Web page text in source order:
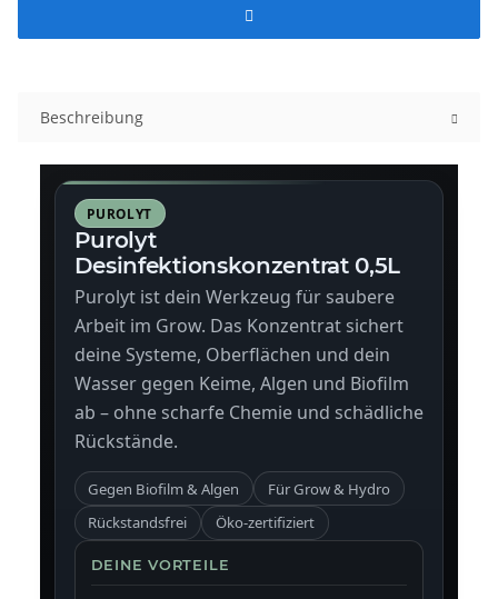
Beschreibung
PUROLYT
Purolyt
Desinfektionskonzentrat 0,5L
Purolyt ist dein Werkzeug für saubere
Arbeit im Grow. Das Konzentrat sichert
deine Systeme, Oberflächen und dein
Wasser gegen Keime, Algen und Biofilm
ab – ohne scharfe Chemie und schädliche
Rückstände.
Gegen Biofilm & Algen
Für Grow & Hydro
Rückstandsfrei
Öko-zertifiziert
DEINE VORTEILE